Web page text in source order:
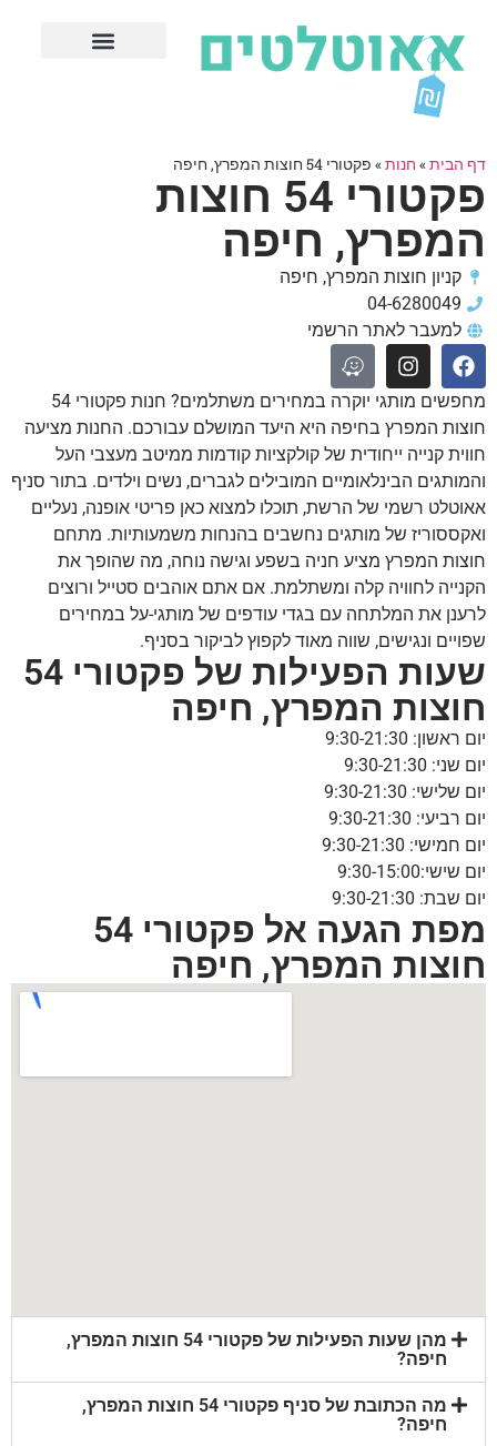
דף הבית» חנות» פקטורי 54 חוצות המפרץ, חיפה
פקטורי 54 חוצות
המפרץ, חיפה
קניון חוצות המפרץ, חיפה
04-6280049
למעבר לאתר הרשמי
מחפשים מותגי יוקרה במחירים משתלמים? חנות פקטורי 54
חוצות המפרץ בחיפה היא היעד המושלם עבורכם. החנות מציעה
חווית קנייה ייחודית של קולקציות קודמות ממיטב מעצבי העל
והמותגים הבינלאומיים המובילים לגברים, נשים וילדים. בתור סניף
אאוטלט רשמי של הרשת, תוכלו למצוא כאן פריטי אופנה, נעליים
ואקססוריז של מותגים נחשבים בהנחות משמעותיות. מתחם
חוצות המפרץ מציע חניה בשפע וגישה נוחה, מה שהופך את
הקנייה לחוויה קלה ומשתלמת. אם אתם אוהבים סטייל ורוצים
לרענן את המלתחה עם בגדי עודפים של מותגי-על במחירים
שפויים ונגישים, שווה מאוד לקפוץ לביקור בסניף.
שעות הפעילות של פקטורי 54
חוצות המפרץ, חיפה
יום ראשון: 9:30-21:30
יום שני: 9:30-21:30
יום שלישי: 9:30-21:30
יום רביעי: 9:30-21:30
יום חמישי: 9:30-21:30
יום שישי:9:30-15:00
יום שבת: 9:30-21:30
מפת הגעה אל פקטורי 54
חוצות המפרץ, חיפה
מהן שעות הפעילות של פקטורי 54 חוצות המפרץ,
חיפה?
מה הכתובת של סניף פקטורי 54 חוצות המפרץ,
חיפה?